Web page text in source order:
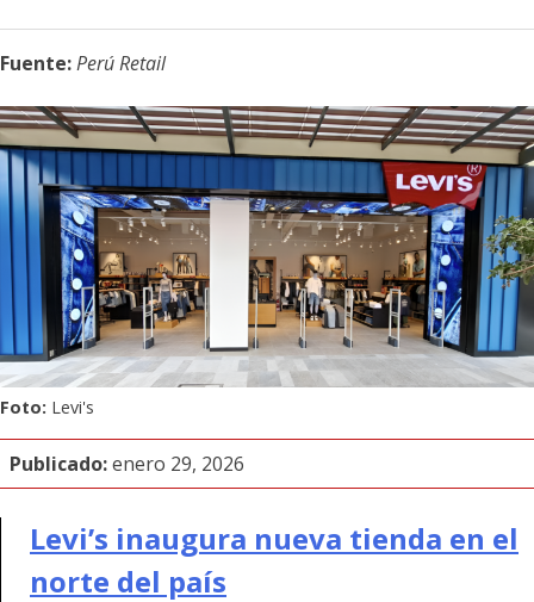
Fuente:Perú Retail
Foto: Levi's
Publicado:enero 29, 2026
Levi’s inaugura nueva tienda en el
norte del país